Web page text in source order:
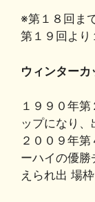
※第１８回ま
第１９回より
ウィンターカ
１９９０年
ップになり、
２００９年
ーハイの優
えられ出 場